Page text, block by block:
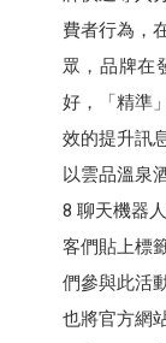
費者行為，
眾，品牌在
好，「精準
效的提升訊
以雲品溫泉
8 聊天機器
客們貼上標
們參與此活
也將官方網